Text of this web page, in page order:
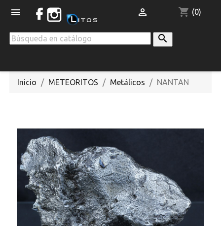
 shopping_cart (0)


Inicio METEORITOS Metálicos NANTAN